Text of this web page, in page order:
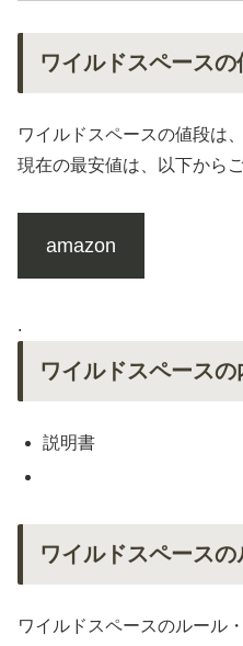
ワイルドスペースの
ワイルドスペースの値段は
現在の最安値は、以下から
amazon
.
ワイルドスペースの
説明書
ワイルドスペースの
ワイルドスペースのルール